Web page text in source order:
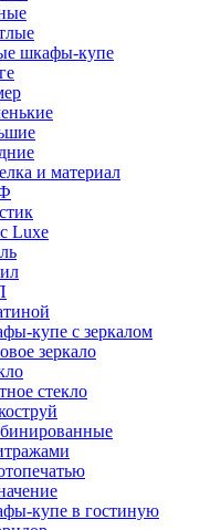
шкафы-купе
и материал
Luxe
купе с зеркалом
зеркало
стекло
купе в гостиную